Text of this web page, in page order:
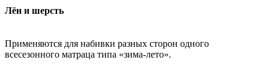
Лён и шерсть
Применяются для набивки разных сторон одного
всесезонного матраца типа «зима-лето».